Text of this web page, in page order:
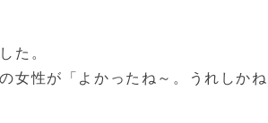
た。
女性が「よかったね～。うれしかね